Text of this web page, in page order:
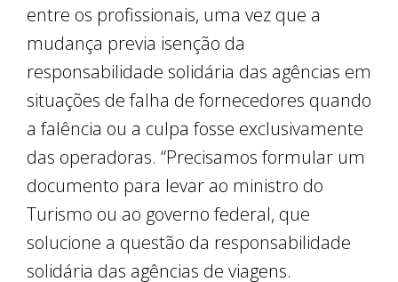
entre os profissionais, uma vez que a
mudança previa isenção da
responsabilidade solidária das agências em
situações de falha de fornecedores quando
a falência ou a culpa fosse exclusivamente
das operadoras. “Precisamos formular um
documento para levar ao ministro do
Turismo ou ao governo federal, que
solucione a questão da responsabilidade
solidária das agências de viagens.